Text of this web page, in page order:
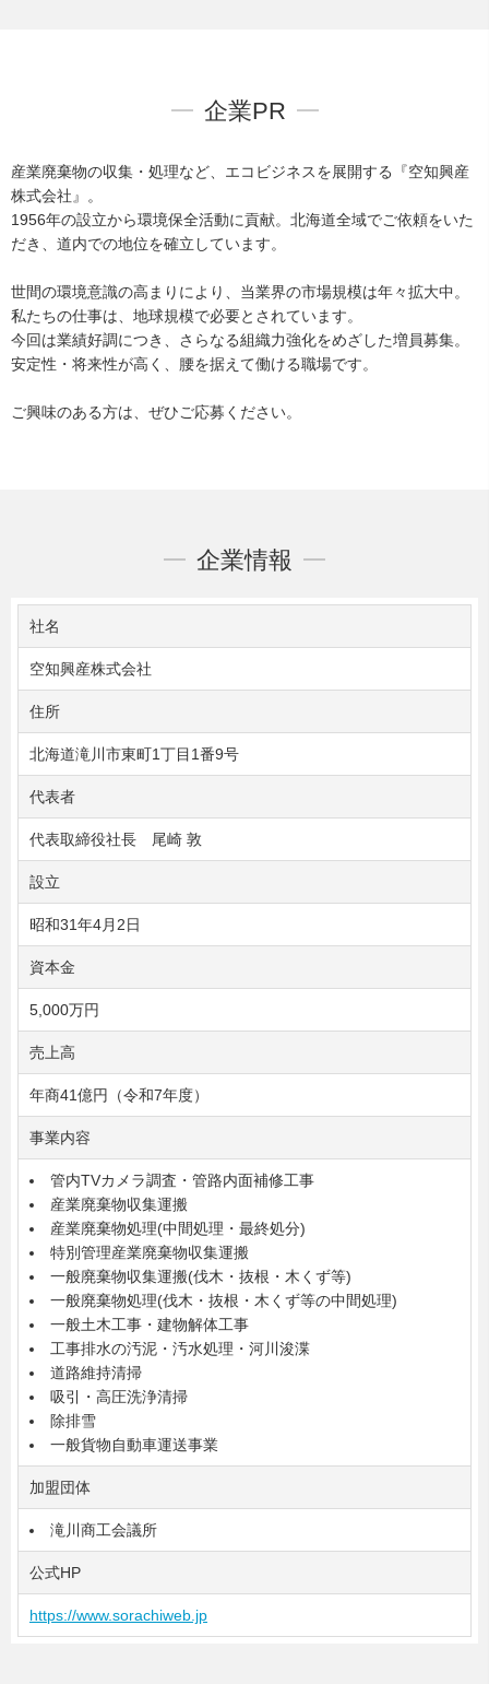
企業PR
産業廃棄物の収集・処理など、エコビジネスを展開する『空知興産
株式会社』。
1956年の設立から環境保全活動に貢献。北海道全域でご依頼をいた
だき、道内での地位を確立しています。
世間の環境意識の高まりにより、当業界の市場規模は年々拡大中。
私たちの仕事は、地球規模で必要とされています。
今回は業績好調につき、さらなる組織力強化をめざした増員募集。
安定性・将来性が高く、腰を据えて働ける職場です。
ご興味のある方は、ぜひご応募ください。
企業情報
社名
空知興産株式会社
住所
北海道滝川市東町1丁目1番9号
代表者
代表取締役社長 尾崎 敦
設立
昭和31年4月2日
資本金
5,000万円
売上高
年商41億円（令和7年度）
事業内容
管内TVカメラ調査・管路内面補修工事
産業廃棄物収集運搬
産業廃棄物処理(中間処理・最終処分)
特別管理産業廃棄物収集運搬
一般廃棄物収集運搬(伐木・抜根・木くず等)
一般廃棄物処理(伐木・抜根・木くず等の中間処理)
一般土木工事・建物解体工事
工事排水の汚泥・汚水処理・河川浚渫
道路維持清掃
吸引・高圧洗浄清掃
除排雪
一般貨物自動車運送事業
加盟団体
滝川商工会議所
公式HP
https://www.sorachiweb.jp